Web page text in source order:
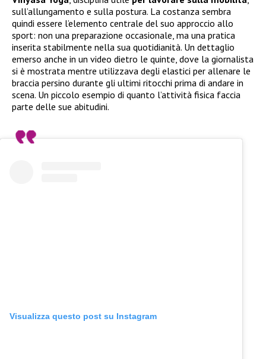
sull’allungamento e sulla postura. La costanza sembra
quindi essere l’elemento centrale del suo approccio allo
sport: non una preparazione occasionale, ma una pratica
inserita stabilmente nella sua quotidianità. Un dettaglio
emerso anche in un video dietro le quinte, dove la giornalista
si è mostrata mentre utilizzava degli elastici per allenare le
braccia persino durante gli ultimi ritocchi prima di andare in
scena. Un piccolo esempio di quanto l’attività fisica faccia
parte delle sue abitudini.
Visualizza questo post su Instagram